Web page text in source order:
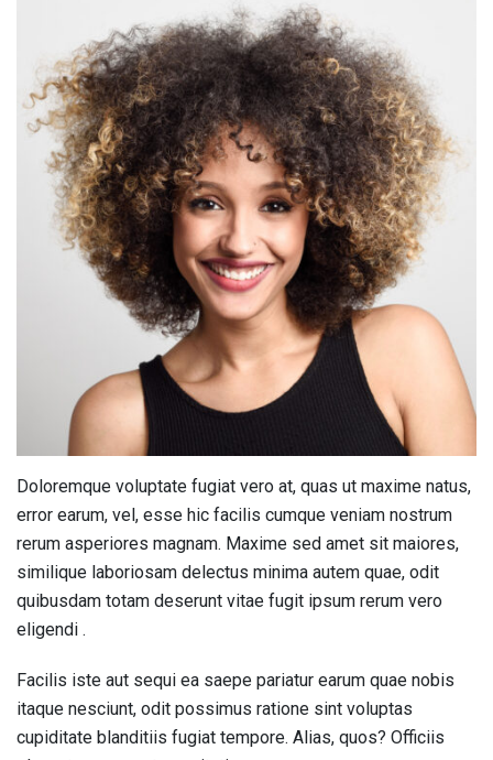
Doloremque voluptate fugiat vero at, quas ut maxime natus,
error earum, vel, esse hic facilis cumque veniam nostrum
rerum asperiores magnam. Maxime sed amet sit maiores,
similique laboriosam delectus minima autem quae, odit
quibusdam totam deserunt vitae fugit ipsum rerum vero
eligendi .
Facilis iste aut sequi ea saepe pariatur earum quae nobis
itaque nesciunt, odit possimus ratione sint voluptas
cupiditate blanditiis fugiat tempore. Alias, quos? Officiis